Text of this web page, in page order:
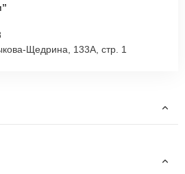
Щедрина, 133А, стр. 1